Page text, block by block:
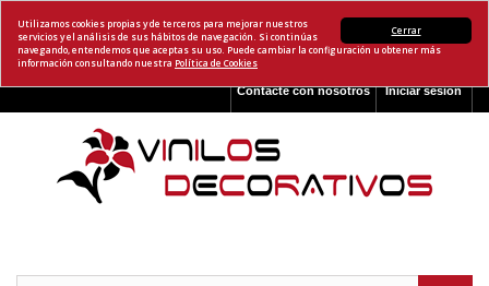
Cerrar
Utilizamos cookies propias y de terceros para mejorar nuestros
servicios y el análisis de sus hábitos de navegación. Si continúas
navegando, entendemos que aceptas su uso. Puede cambiar la configuración u obtener más
información consultando nuestra Política de Cookies
Iniciar sesión
Contacte con nosotros